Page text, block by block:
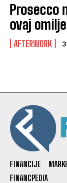
Prosecco
ovaj
AFTERWORK
FINANCIJE
FINANCPEDIA